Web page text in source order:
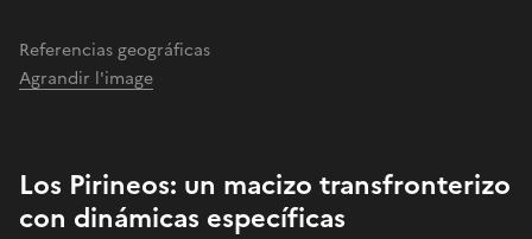
Referencias geográficas
Agrandir l'image
Los Pirineos: un macizo transfronterizo
con dinámicas específicas